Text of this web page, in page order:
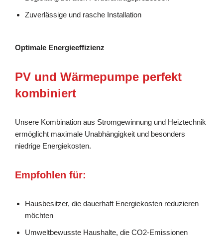
Zuverlässige und rasche Installation
Optimale Energieeffizienz
PV und Wärmepumpe perfekt
kombiniert
Unsere Kombination aus Stromgewinnung und Heiztechnik
ermöglicht maximale Unabhängigkeit und besonders
niedrige Energiekosten.
Empfohlen für:
Hausbesitzer, die dauerhaft Energiekosten reduzieren
möchten
Umweltbewusste Haushalte, die CO2-Emissionen